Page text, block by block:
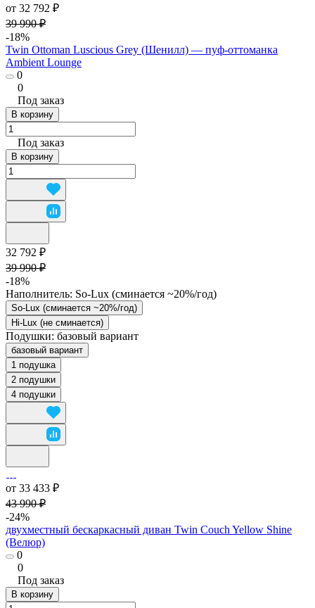
от 32 792 ₽
39 990 ₽
-18%
Twin Ottoman Luscious Grey (Шенилл) — пуф-оттоманка
Ambient Lounge
0
0
Под заказ
В корзину
Под заказ
В корзину
32 792 ₽
39 990 ₽
-18%
Наполнитель: So-Lux (cминается ~20%/год)
So-Lux (cминается ~20%/год)
Hi-Lux (не сминается)
Подушки: базовый вариант
базовый вариант
1 подушка
2 подушки
4 подушки
от 33 433 ₽
43 990 ₽
-24%
двухместный бескаркасный диван Twin Couch Yellow Shine
(Велюр)
0
0
Под заказ
В корзину